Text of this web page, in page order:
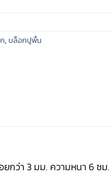
, บล็อกปูพื้น
กว่า 3 มม. ความหนา 6 ซม.